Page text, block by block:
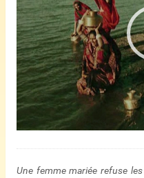
Une femme mariée refuse